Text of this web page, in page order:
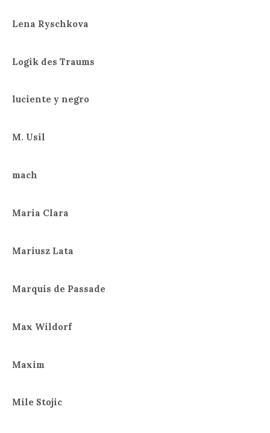
Lena Ryschkova
Logik des Traums
luciente y negro
M. Usil
mach
Maria Clara
Mariusz Lata
Marquis de Passade
Max Wildorf
Maxim
Mile Stojic